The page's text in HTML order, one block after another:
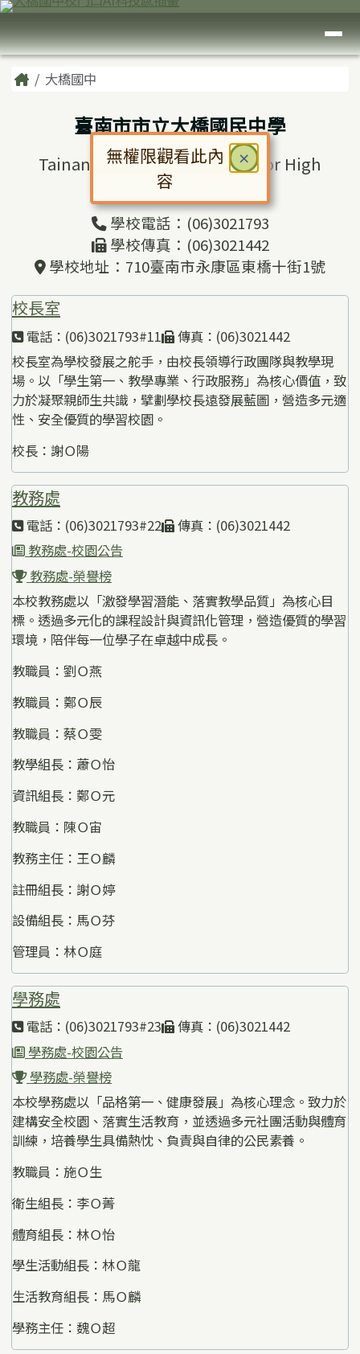
跳至主內容區
臺南市大橋國中
導覽列
主內容區域
Home大橋國中
臺南市市立大橋國民中學
Tainan Municipal Daciao Junior High
School
學校電話：(06)3021793
學校傳真：(06)3021442
學校地址：710臺南市永康區東橋十街1號
校長室
電話：(06)3021793#11
傳真：(06)3021442
校長室為學校發展之舵手，由校長領導行政團隊與教學現
場。以「學生第一、教學專業、行政服務」為核心價值，致
力於凝聚親師生共識，擘劃學校長遠發展藍圖，營造多元適
性、安全優質的學習校園。
校長：謝Ｏ陽
教務處
電話：(06)3021793#22
傳真：(06)3021442
教務處-校園公告
教務處-榮譽榜
本校教務處以「激發學習潛能、落實教學品質」為核心目
標。透過多元化的課程設計與資訊化管理，營造優質的學習
環境，陪伴每一位學子在卓越中成長。
教職員：劉Ｏ燕
教職員：鄭Ｏ辰
教職員：蔡Ｏ雯
教學組長：蕭Ｏ怡
資訊組長：鄭Ｏ元
教職員：陳Ｏ宙
教務主任：王Ｏ麟
註冊組長：謝Ｏ婷
設備組長：馬Ｏ芬
管理員：林Ｏ庭
學務處
電話：(06)3021793#23
傳真：(06)3021442
學務處-校園公告
學務處-榮譽榜
本校學務處以「品格第一、健康發展」為核心理念。致力於
建構安全校園、落實生活教育，並透過多元社團活動與體育
訓練，培養學生具備熱忱、負責與自律的公民素養。
教職員：施Ｏ生
衛生組長：李Ｏ菁
體育組長：林Ｏ怡
學生活動組長：林Ｏ龍
生活教育組長：馬Ｏ麟
學務主任：魏Ｏ超
頁尾區域
× 關閉
無權限觀看此內
容
對話框已開啟。請使用 Tab 鍵在